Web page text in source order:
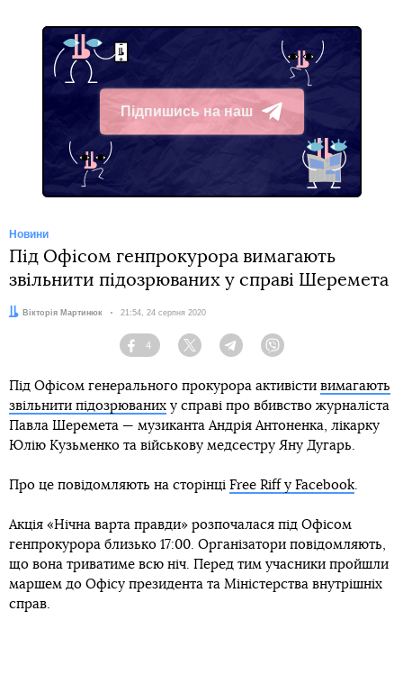
Підпишись на наш
Telegram
Новини
Під Офісом генпрокурора вимагають
звільнити підозрюваних у справі Шеремета
Автор:Вікторія Мартинюк Дата:
21:54, 24 серпня 2020
Facebook
4
Twitter TelegramViber
Під Офісом генерального прокурора активісти вимагають
звільнити підозрюваних у справі про вбивство журналіста
Павла Шеремета — музиканта Андрія Антоненка, лікарку
Юлію Кузьменко та військову медсестру Яну Дугарь.
Про це повідомляють на сторінці Free Riff у Facebook.
Акція «Нічна варта правди» розпочалася під Офісом
генпрокурора близько 17:00. Організатори повідомляють,
що вона триватиме всю ніч. Перед тим учасники пройшли
маршем до Офісу президента та Міністерства внутрішніх
справ.